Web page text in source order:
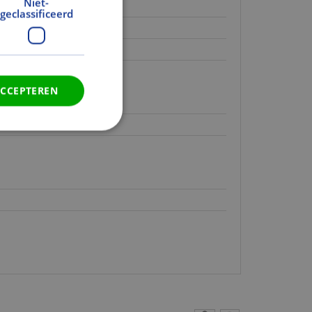
geclassificeerd